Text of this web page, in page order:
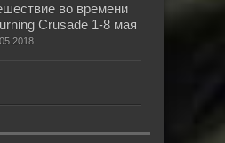
во времени
Crusade 1-8 мая